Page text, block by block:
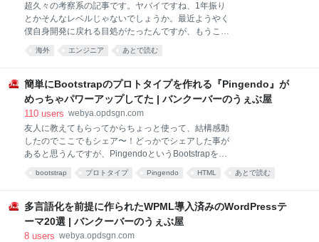
で見えてきたので、今日はちょうど良いから記事にし
て共有させて頂ければと思います。 基本カナダにおけ
る就職の相談に来てもらう人にはこう答えているとい
う点を書ければと思うので、それでは行ってみまし
トフォリオなんですが、
超久々の考察系の記事です。ヤバイですね、1年振り
とかそんなレベルじゃないでしょうか。最近ようやく
僕自身開発に戻れる目処がたったんですが、もうここ
1年間はずっとクリエイターの留学相談ばっかりだっ
たので、とにかく人のキャリアに関する話をほぼ毎日
う、わけわかんない状況です。僕、何屋なん？みたい
な。 ただ、幸いだったのは、基本エンジニアかデザイ
ナーの相談ばかりに乗ってきたので、技術的な話も多
りにFrog経由で留学してきた人達がどんどん就職が決
まり、現場の情報なんかもアップデートの中に入って
いたので、飽きることが無かった事でしょうか。 で、
面倒だから本題に移りたいんですが、今日は『安定』
が、僕の性格って、ど
海外 エンジニア あとで読む
簡単にBootstrapのプロトタイプを作れる『Pingendo』が
めっちゃパワーアップしてた | バンクーバーのうぇぶ屋
110 users webya.opdsgn.com
友人に教えてもらってからちょっと使って、結構感動
したのでここでもシェア〜！どっかでシェアした事が
あると思うんですが、PingendoというBootstrapを使
ったプロトタイプがめちゃめちゃ速攻で作れるアプリ
として昔からあったんですが、それがいつの間にかめ
て貰えればと思います。 Pingendo自体でサイトを作
るというより、あくまでもプロトタイプの段階でのサ
イトレイアウトをぱぱっと作る上では結構使える場面
bootstrap プロトタイプ Pingendo HTML あとで読む
多言語化を前提に作られたWPML導入済みのWordPressテ
ーマ20選 | バンクーバーのうぇぶ屋
8 users webya.opdsgn.com